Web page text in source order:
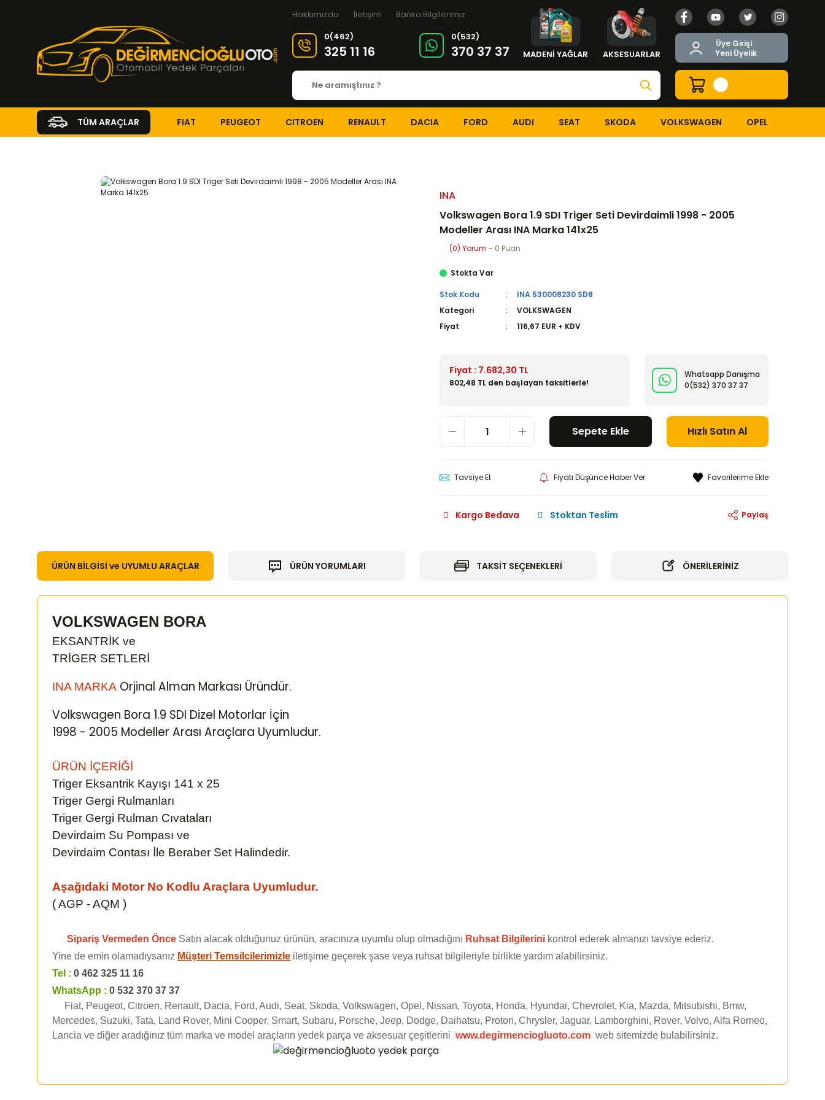
Hakkımızda İletişim
Banka Bilgilerimiz
0(462)
325 11 16
0(532)
370 37 37 MADENİ YAĞLAR AKSESUARLAR
Üye Girişi
Yeni Üyelik
TÜM ARAÇLAR FIAT PEUGEOT CITROEN RENAULT DACIA FORD AUDI SEAT SKODA VOLKSWAGEN OPEL
INA
Volkswagen Bora 1.9 SDI Triger Seti Devirdaimli 1998 - 2005
Modeller Arası INA Marka 141x25
(0) Yorum - 0 Puan
Stokta Var
Stok Kodu
INA 530008230 SD8
Kategori
VOLKSWAGEN
Fiyat
116,67 EUR + KDV
Fiyat : 7.682,30 TL
802,48 TL den başlayan taksitlerle!
Whatsapp Danışma
0(532) 370 37 37
Sepete Ekle Hızlı Satın Al
Tavsiye Et Fiyatı Düşünce Haber Ver
Kargo Bedava Stoktan Teslim Paylaş
ÜRÜN BİLGİSİ ve UYUMLU ARAÇLAR ÜRÜN YORUMLARI TAKSİT SEÇENEKLERİ ÖNERİLERİNİZ
VOLKSWAGEN BORA
EKSANTRİK ve
TRİGER SETLERİ
INA MARKA Orjinal Alman Markası Üründür.
Volkswagen Bora 1.9 SDI Dizel Motorlar İçin
1998 - 2005 Modeller Arası Araçlara Uyumludur.
ÜRÜN İÇERİĞİ
Triger Eksantrik Kayışı 141 x 25
Triger Gergi Rulmanları
Triger Gergi Rulman Cıvataları
Devirdaim Su Pompası ve
Devirdaim Contası İle Beraber Set Halindedir.
Aşağıdaki Motor No Kodlu Araçlara Uyumludur.
( AGP - AQM )
Sipariş Vermeden Önce Satın alacak olduğunuz ürünün, aracınıza uyumlu olup olmadığını Ruhsat Bilgilerini kontrol ederek almanızı tavsiye ederiz.
Yine de emin olamadıysanız Müşteri Temsilcilerimizle iletişime geçerek şase veya ruhsat bilgileriyle birlikte yardım alabilirsiniz.
Tel : 0 462 325 11 16
WhatsApp : 0 532 370 37 37
Fiat, Peugeot, Citroen, Renault, Dacia, Ford, Audi, Seat, Skoda, Volkswagen, Opel, Nissan, Toyota, Honda, Hyundai, Chevrolet, Kia, Mazda, Mitsubishi, Bmw,
Mercedes, Suzuki, Tata, Land Rover, Mini Cooper, Smart, Subaru, Porsche, Jeep, Dodge, Daihatsu, Proton, Chrysler, Jaguar, Lamborghini, Rover, Volvo, Alfa Romeo,
Lancia ve diğer aradığınız tüm marka ve model araçların yedek parça ve aksesuar çeşitlerini www.degirmenciogluoto.com web sitemizde bulabilirsiniz.